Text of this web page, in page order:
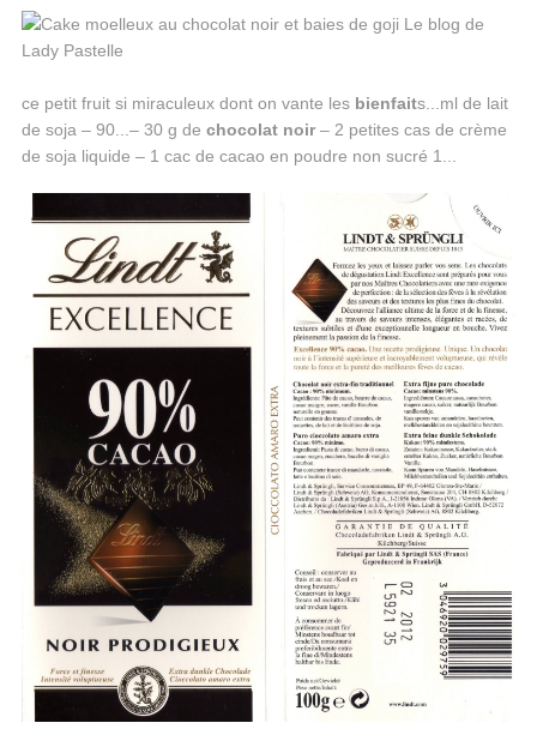
ce petit fruit si miraculeux dont on vante les bienfaits...ml de lait
de soja – 90...– 30 g de chocolat noir– 2 petites cas de crème
de soja liquide – 1 cac de cacao en poudre non sucré 1...